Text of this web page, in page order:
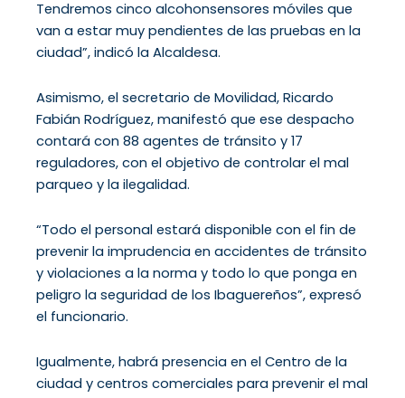
Tendremos cinco alcohonsensores móviles que
van a estar muy pendientes de las pruebas en la
ciudad”, indicó la Alcaldesa.
Asimismo, el secretario de Movilidad, Ricardo
Fabián Rodríguez, manifestó que ese despacho
contará con 88 agentes de tránsito y 17
reguladores, con el objetivo de controlar el mal
parqueo y la ilegalidad.
“Todo el personal estará disponible con el fin de
prevenir la imprudencia en accidentes de tránsito
y violaciones a la norma y todo lo que ponga en
peligro la seguridad de los Ibaguereños”, expresó
el funcionario.
Igualmente, habrá presencia en el Centro de la
ciudad y centros comerciales para prevenir el mal